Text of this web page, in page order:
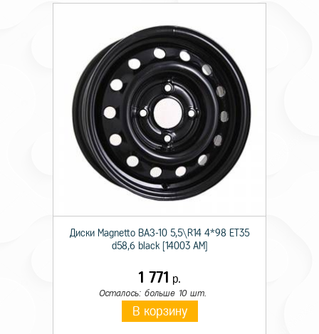
Диски Magnetto ВАЗ-10 5,5\R14 4*98 ET35
d58,6 black [14003 AM]
1 771 р.
Осталось: больше 10 шт.
В корзину